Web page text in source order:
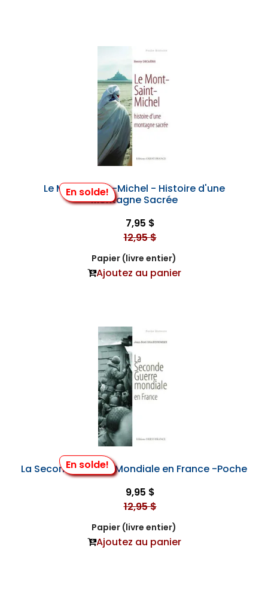
En solde!
Le Mont-Saint-Michel - Histoire d'une
Montagne Sacrée
7,95 $
12,95 $
Papier (livre entier)
Ajoutez au panier
En solde!
La Seconde Guerre Mondiale en France -Poche
9,95 $
12,95 $
Papier (livre entier)
Ajoutez au panier